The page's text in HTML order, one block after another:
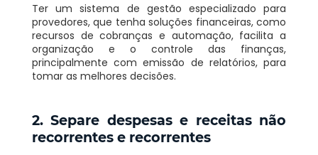
Ter um sistema de gestão especializado para
provedores, que tenha soluções financeiras, como
recursos de cobranças e automação, facilita a
organização e o controle das finanças,
principalmente com emissão de relatórios, para
tomar as melhores decisões.
2. Separe despesas e receitas não
recorrentes e recorrentes